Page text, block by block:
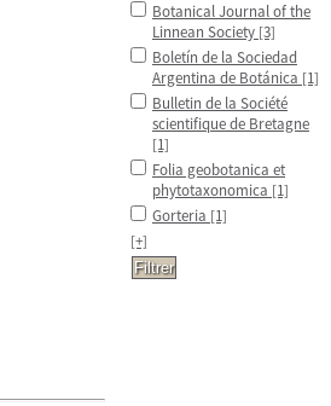
Botanical Journal of the
Linnean Society [3]
Boletín de la Sociedad
Argentina de Botánica [1]
Bulletin de la Société
scientifique de Bretagne
[1]
Folia geobotanica et
phytotaxonomica [1]
Gorteria [1]
[+]